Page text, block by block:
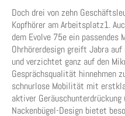
Doch drei von zehn
Kopfhörer am Arbeitsplatz1.
dem Evolve 75e ein passendes
Ohrhörerdesign greift Jabra
und verzichtet ganz auf den
Gesprächsqualität hinnehmen
schnurlose Mobilität mit
aktiver Geräuschunterdrückung
Nackenbügel-Design bietet